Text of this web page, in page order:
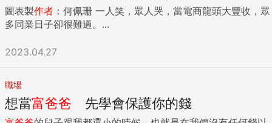
圖表製作者 ：何佩珊 一人笑，眾人哭，當電商龍頭大豐收，眾
多同業日子卻很難過。...
2023.04.27
職場
想當富爸爸 先學會保護你的錢